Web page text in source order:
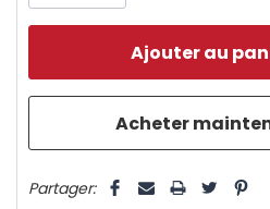
plus
Partager: